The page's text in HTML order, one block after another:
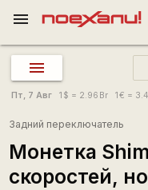
menu
Пт, 7 Авг 1 $ = 2.96 Br 1€ =
Задний переключатель
Монетка
скоростей,